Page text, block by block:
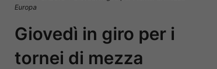
Europa
Giovedì in giro per i
tornei di mezza